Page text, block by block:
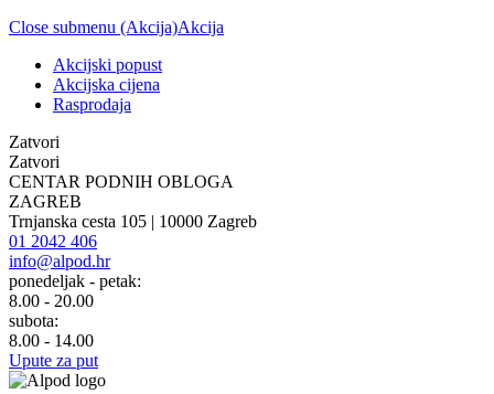
Close submenu (Akcija)Akcija
Akcijski popust
Akcijska cijena
Rasprodaja
Zatvori
Zatvori
CENTAR PODNIH OBLOGA
ZAGREB
Trnjanska cesta 105 | 10000 Zagreb
01 2042 406
info@alpod.hr
ponedeljak - petak:
8.00 - 20.00
subota:
8.00 - 14.00
Upute za put